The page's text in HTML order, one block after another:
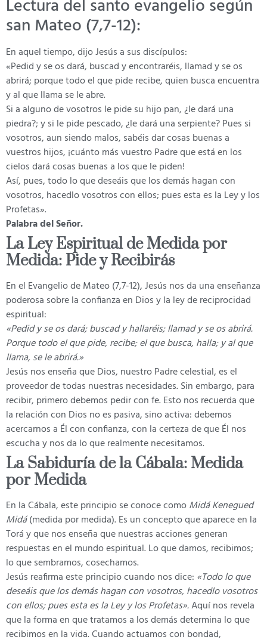
Lectura del santo evangelio según
san Mateo (7,7-12):
En aquel tiempo, dijo Jesús a sus discípulos:
«Pedid y se os dará, buscad y encontraréis, llamad y se os
abrirá; porque todo el que pide recibe, quien busca encuentra
y al que llama se le abre.
Si a alguno de vosotros le pide su hijo pan, ¿le dará una
piedra?; y si le pide pescado, ¿le dará una serpiente? Pues si
vosotros, aun siendo malos, sabéis dar cosas buenas a
vuestros hijos, ¡cuánto más vuestro Padre que está en los
cielos dará cosas buenas a los que le piden!
Así, pues, todo lo que deseáis que los demás hagan con
vosotros, hacedlo vosotros con ellos; pues esta es la Ley y los
Profetas».
Palabra del Señor.
La Ley Espiritual de Medida por
Medida: Pide y Recibirás
En el Evangelio de Mateo (7,7-12), Jesús nos da una enseñanza
poderosa sobre la confianza en Dios y la ley de reciprocidad
espiritual:
«Pedid y se os dará; buscad y hallaréis; llamad y se os abrirá.
Porque todo el que pide, recibe; el que busca, halla; y al que
llama, se le abrirá.»
Jesús nos enseña que Dios, nuestro Padre celestial, es el
proveedor de todas nuestras necesidades. Sin embargo, para
recibir, primero debemos pedir con fe. Esto nos recuerda que
la relación con Dios no es pasiva, sino activa: debemos
acercarnos a Él con confianza, con la certeza de que Él nos
escucha y nos da lo que realmente necesitamos.
La Sabiduría de la Cábala: Medida
por Medida
En la Cábala, este principio se conoce comoMidá Kenegued
Midá(medida por medida). Es un concepto que aparece en la
Torá y que nos enseña que nuestras acciones generan
respuestas en el mundo espiritual. Lo que damos, recibimos;
lo que sembramos, cosechamos.
Jesús reafirma este principio cuando nos dice: «Todo lo que
deseáis que los demás hagan con vosotros, hacedlo vosotros
con ellos; pues esta es la Ley y los Profetas».Aquí nos revela
que la forma en que tratamos a los demás determina lo que
recibimos en la vida. Cuando actuamos con bondad,